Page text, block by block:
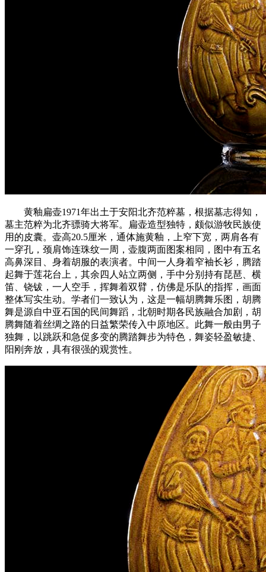
黄釉扁壶1971年出土于安阳北齐范粹墓，根据墓志得知，
墓主范粹为北齐骠骑大将军。扁壶造型独特，颇似游牧民族使
用的皮囊。壶高20.5厘米，通体施黄釉，上窄下宽，两肩各有
一穿孔，颈肩饰连珠纹一周，壶腹两面图案相同，图中有五名
高鼻深目、身着胡服的表演者。中间一人身着窄袖长衫，腾踏
起舞于莲花台上，其余四人站立两侧，手中分别持有琵琶、横
笛、铙钹，一人空手，挥舞着双臂，仿佛是乐队的指挥，画面
整体写实生动。学者们一致认为，这是一幅胡腾舞乐图，胡腾
舞是源自中亚石国的民间舞蹈，北朝时期各民族融合加剧，胡
腾舞随着丝绸之路的日益繁荣传入中原地区。此舞一般由男子
独舞，以跳跃和急促多变的腾踏舞步为特色，舞姿轻盈敏捷、
阳刚奔放，具有很强的观赏性。